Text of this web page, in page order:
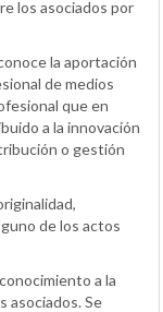
los asociados por
la aportación
de medios
que en
a la innovación
o gestión
de los actos
a la
asociados. Se